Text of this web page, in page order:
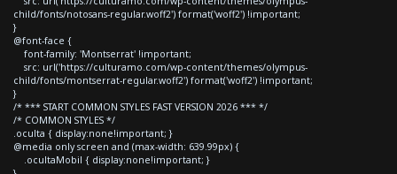
child/fonts/notosans-regular.woff2') format('woff2') !important;
}
@font-face {
font-family: 'Montserrat' !important;
src: url('https://culturamo.com/wp-content/themes/olympus-
child/fonts/montserrat-regular.woff2') format('woff2') !important;
}
/* *** START COMMON STYLES FAST VERSION 2026 *** */
/* COMMON STYLES */
.oculta { display:none!important; }
@media only screen and (max-width: 639.99px) {
.ocultaMobil { display:none!important; }